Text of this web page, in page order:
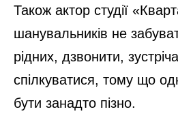
Також актор студії
шанувальників не
рідних, дзвонити,
спілкуватися, тому що
бути занадто пізно.